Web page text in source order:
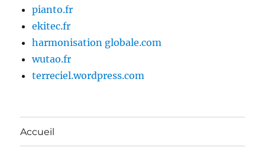
pianto.fr
ekitec.fr
harmonisation globale.com
wutao.fr
terreciel.wordpress.com
Accueil